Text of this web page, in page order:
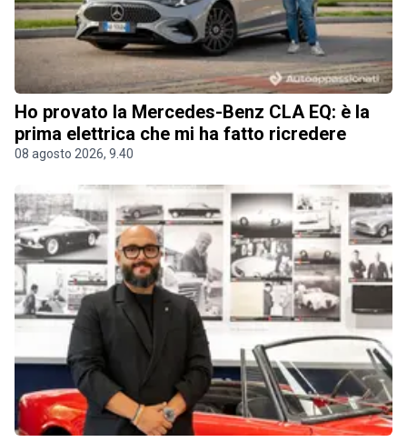
Ho provato la Mercedes-Benz CLA EQ: è la
prima elettrica che mi ha fatto ricredere
08 agosto 2026, 9.40